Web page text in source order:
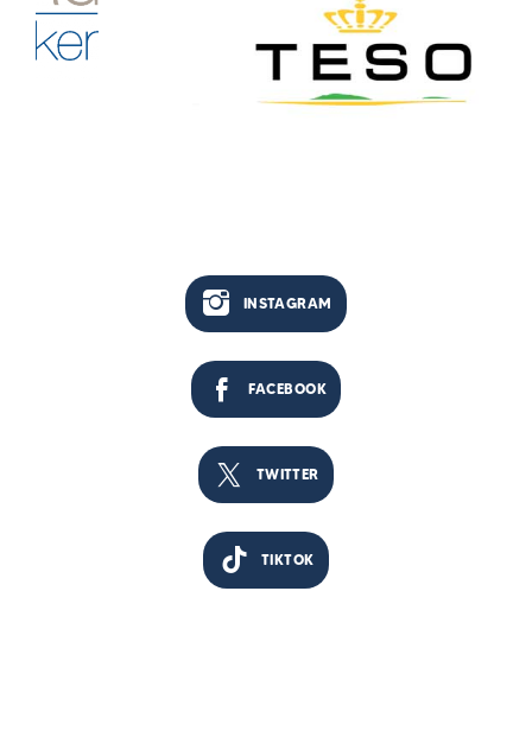
INSTAGRAM
FACEBOOK
TWITTER
TIKTOK